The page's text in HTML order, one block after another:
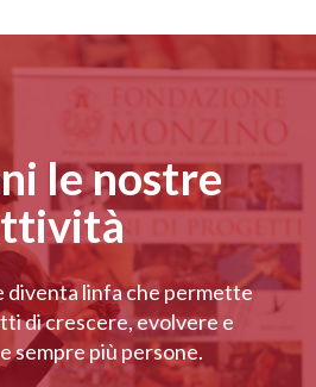
le nostre
diventa linfa che permette
di crescere, evolvere e
sempre più persone.